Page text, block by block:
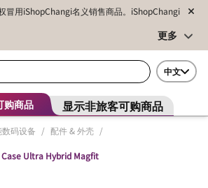
冒用iShopChangi名义销售商品。iShopChangi
更多
中文
购商品 显示非旅客可购商品
数码设备 / 配件 & 外壳 /
Ultra Hybrid Magfit